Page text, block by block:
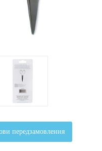
передзамовлення